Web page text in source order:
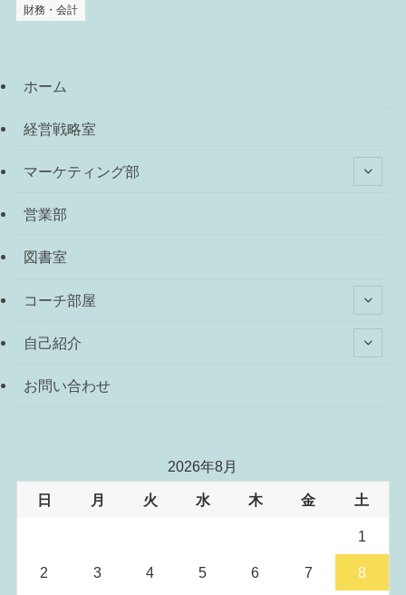
財務・会計
ホーム
経営戦略室
マーケティング部
営業部
図書室
コーチ部屋
自己紹介
お問い合わせ
2026年8月
日 月 火 水 木 金 土
1
2 3 4 5 6 7 8